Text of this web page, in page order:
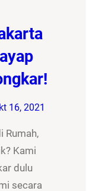
16, 2021
Rumah,
Kami
dulu
secara